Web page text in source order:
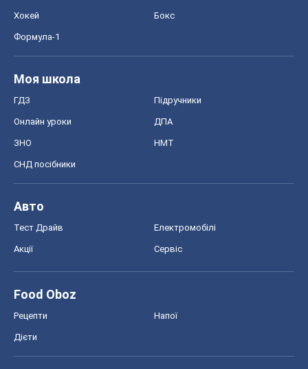
Хокей Бокс
Формула-1
Моя школа
ГДЗ Підручники
Онлайн уроки ДПА
ЗНО НМТ
СНД посібники
Авто
Тест Драйв Електромобілі
Акції Сервіс
Food Oboz
Рецепти Напої
Дієти